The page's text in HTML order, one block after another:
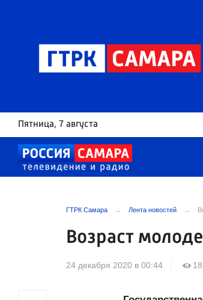
Пятница, 7 августа
ГТРК Самара Лента новостей
Возраст
24 декабря 2020 в 00:44